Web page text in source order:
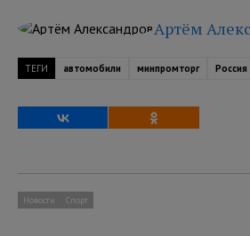
Артём
ТЕГИ автомобили минпромторг Россия
Новости Спорт